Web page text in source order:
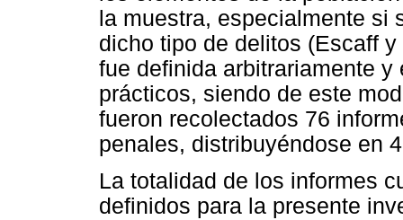
la muestra, especialmente si
dicho tipo de delitos (Escaff
fue definida arbitrariamente
prácticos, siendo de este
fueron recolectados 76
penales, distribuyéndose en
La totalidad de los informes
definidos para la presente